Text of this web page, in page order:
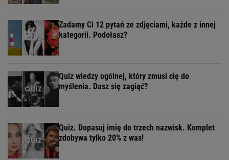
Zadamy Ci 12 pytań ze zdjęciami, każde z innej
kategorii. Podołasz?
Quiz wiedzy ogólnej, który zmusi cię do
myślenia. Dasz się zagiąć?
Quiz. Dopasuj imię do trzech nazwisk. Komplet
zdobywa tylko 20% z was!